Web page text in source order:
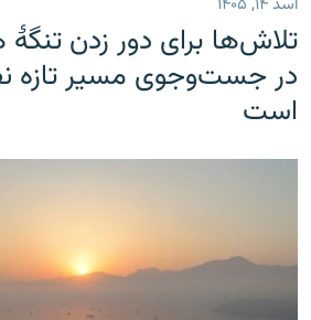
تلاش‌ها برای دور زدن تنگۀ
در جست‌وجوی مسیر تازه
است